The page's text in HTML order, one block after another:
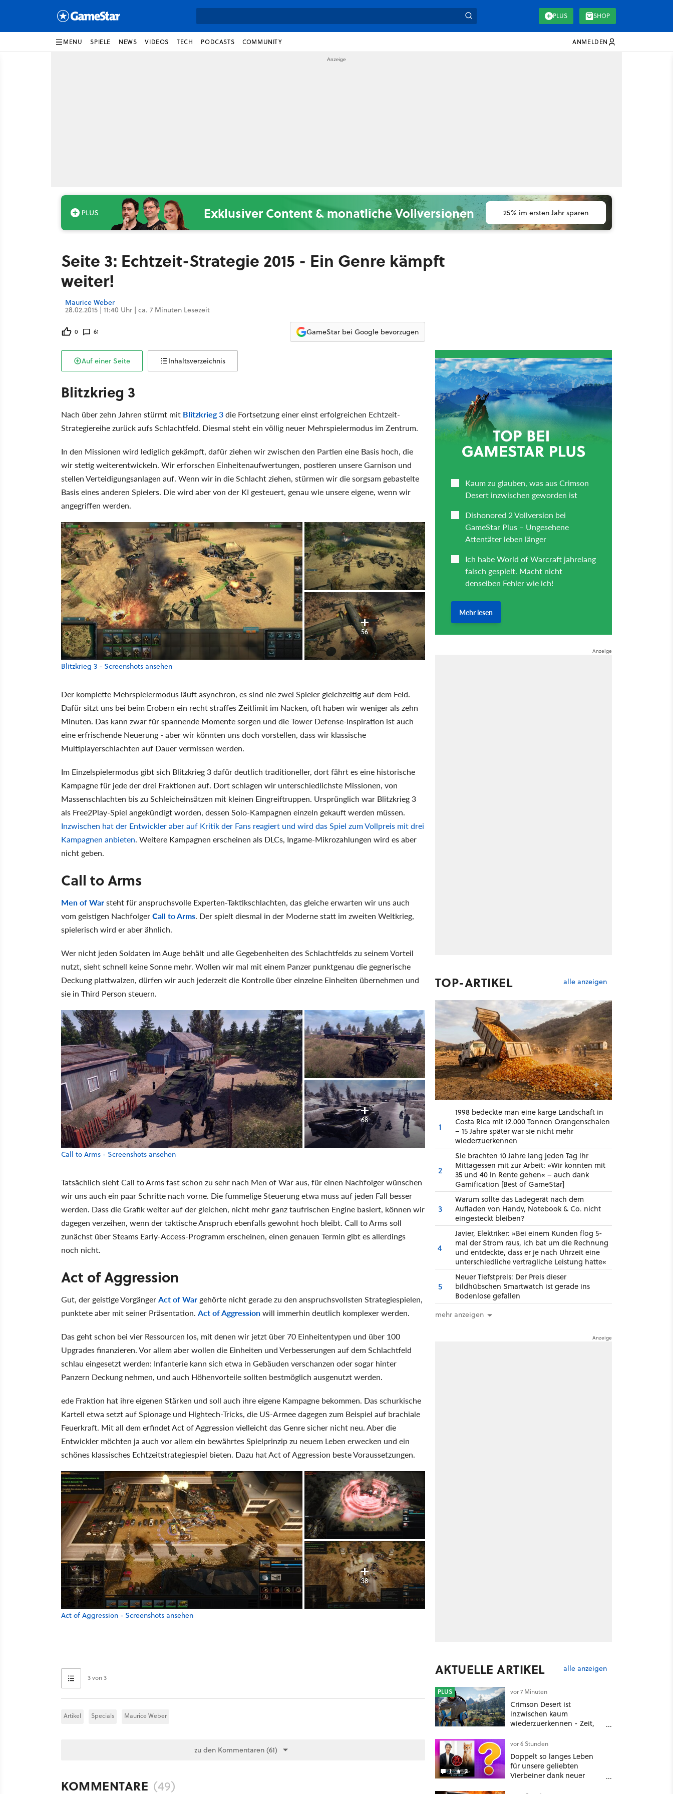
PLUS SHOP
MENU SPIELE NEWS VIDEOS TECH PODCASTS COMMUNITY ANMELDEN
Exklusiver Content & monatliche Vollversionen 25% im ersten Jahr sparen
Seite 3: Echtzeit-Strategie 2015 - Ein Genre kämpft
weiter!
Maurice Weber
28.02.2015 | 11:40 Uhr | ca. 7 Minuten Lesezeit
0 61 GameStar bei Google bevorzugen
Auf einer Seite Inhaltsverzeichnis
Blitzkrieg 3
Nach über zehn Jahren stürmt mit Blitzkrieg 3die Fortsetzung einer einst erfolgreichen Echtzeit-
Strategiereihe zurück aufs Schlachtfeld. Diesmal steht ein völlig neuer Mehrspielermodus im Zentrum.
In den Missionen wird lediglich gekämpft, dafür ziehen wir zwischen den Partien eine Basis hoch, die
wir stetig weiterentwickeln. Wir erforschen Einheitenaufwertungen, postieren unsere Garnison und
stellen Verteidigungsanlagen auf. Wenn wir in die Schlacht ziehen, stürmen wir die sorgsam gebastelte
Basis eines anderen Spielers. Die wird aber von der KI gesteuert, genau wie unsere eigene, wenn wir
angegriffen werden.
56
Blitzkrieg 3 - Screenshots ansehen
Der komplette Mehrspielermodus läuft asynchron, es sind nie zwei Spieler gleichzeitig auf dem Feld.
Dafür sitzt uns bei beim Erobern ein recht straffes Zeitlimit im Nacken, oft haben wir weniger als zehn
Minuten. Das kann zwar für spannende Momente sorgen und die Tower Defense-Inspiration ist auch
eine erfrischende Neuerung - aber wir könnten uns doch vorstellen, dass wir klassische
Multiplayerschlachten auf Dauer vermissen werden.
Im Einzelspielermodus gibt sich Blitzkrieg 3 dafür deutlich traditioneller, dort fährt es eine historische
Kampagne für jede der drei Fraktionen auf. Dort schlagen wir unterschiedlichste Missionen, von
Massenschlachten bis zu Schleicheinsätzen mit kleinen Eingreiftruppen. Ursprünglich war Blitzkrieg 3
als Free2Play-Spiel angekündigt worden, dessen Solo-Kampagnen einzeln gekauft werden müssen.
Inzwischen hat der Entwickler aber auf Kritik der Fans reagiert und wird das Spiel zum Vollpreis mit drei
Kampagnen anbieten. Weitere Kampagnen erscheinen als DLCs, Ingame-Mikrozahlungen wird es aber
nicht geben.
Call to Arms
Men of Warsteht für anspruchsvolle Experten-Taktikschlachten, das gleiche erwarten wir uns auch
vom geistigen NachfolgerCall to Arms. Der spielt diesmal in der Moderne statt im zweiten Weltkrieg,
spielerisch wird er aber ähnlich.
Wer nicht jeden Soldaten im Auge behält und alle Gegebenheiten des Schlachtfelds zu seinem Vorteil
nutzt, sieht schnell keine Sonne mehr. Wollen wir mal mit einem Panzer punktgenau die gegnerische
Deckung plattwalzen, dürfen wir auch jederzeit die Kontrolle über einzelne Einheiten übernehmen und
sie in Third Person steuern.
68
Call to Arms - Screenshots ansehen
Tatsächlich sieht Call to Arms fast schon zu sehr nach Men of War aus, für einen Nachfolger wünschen
wir uns auch ein paar Schritte nach vorne. Die fummelige Steuerung etwa muss auf jeden Fall besser
werden. Dass die Grafik weiter auf der gleichen, nicht mehr ganz taufrischen Engine basiert, können wir
dagegen verzeihen, wenn der taktische Anspruch ebenfalls gewohnt hoch bleibt. Call to Arms soll
zunächst über Steams Early-Access-Programm erscheinen, einen genauen Termin gibt es allerdings
noch nicht.
Act of Aggression
Gut, der geistige VorgängerAct of War gehörte nicht gerade zu den anspruchsvollsten Strategiespielen,
punktete aber mit seiner Präsentation. Act of Aggressionwill immerhin deutlich komplexer werden.
Das geht schon bei vier Ressourcen los, mit denen wir jetzt über 70 Einheitentypen und über 100
Upgrades finanzieren. Vor allem aber wollen die Einheiten und Verbesserungen auf dem Schlachtfeld
schlau eingesetzt werden: Infanterie kann sich etwa in Gebäuden verschanzen oder sogar hinter
Panzern Deckung nehmen, und auch Höhenvorteile sollten bestmöglich ausgenutzt werden.
ede Fraktion hat ihre eigenen Stärken und soll auch ihre eigene Kampagne bekommen. Das schurkische
Kartell etwa setzt auf Spionage und Hightech-Tricks, die US-Armee dagegen zum Beispiel auf brachiale
Feuerkraft. Mit all dem erfindet Act of Aggression vielleicht das Genre sicher nicht neu. Aber die
Entwickler möchten ja auch vor allem ein bewährtes Spielprinzip zu neuem Leben erwecken und ein
schönes klassisches Echtzeitstrategiespiel bieten. Dazu hat Act of Aggression beste Voraussetzungen.
38
Act of Aggression - Screenshots ansehen
3 von 3
Artikel Specials Maurice Weber
zu den Kommentaren (61)
KOMMENTARE (49)
TOP-ARTIKEL alle anzeigen
1
1998 bedeckte man eine karge Landschaft in
Costa Rica mit 12.000 Tonnen Orangenschalen
– 15 Jahre später war sie nicht mehr
wiederzuerkennen
2
Sie brachten 10 Jahre lang jeden Tag ihr
Mittagessen mit zur Arbeit: »Wir konnten mit
35 und 40 in Rente gehen« – auch dank
Gamification [Best of GameStar]
3
Warum sollte das Ladegerät nach dem
Aufladen von Handy, Notebook & Co. nicht
eingesteckt bleiben?
4
Javier, Elektriker: »Bei einem Kunden flog 5-
mal der Strom raus, ich bat um die Rechnung
und entdeckte, dass er je nach Uhrzeit eine
unterschiedliche vertragliche Leistung hatte«
5
Neuer Tiefstpreis: Der Preis dieser
bildhübschen Smartwatch ist gerade ins
Bodenlose gefallen
mehr anzeigen
AKTUELLE ARTIKEL alle anzeigen
PLUS vor 7 Minuten
Crimson Desert ist
inzwischen kaum
wiederzuerkennen - Zeit,
drängendsten Problemen
widmen
1 2
vor 6 Stunden
Doppelt so langes Leben
für unsere geliebten
Vierbeiner dank neuer